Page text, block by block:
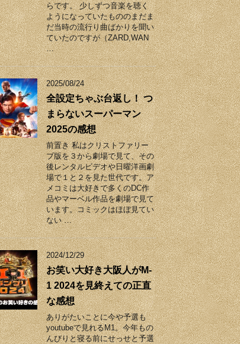
らです。 少しずつ音楽を聴く
ようになっていたもののまだま
だ当時の流行り曲ばかりを聞い
ていたのですが（ZARD,WAN
…
2025/08/24
全設定ちゃぶ台返し！ つ
まらないスーパーマン
2025の感想
前置き 私はクリストファリー
ブ版を３から劇場で見て、その
後レンタルビデオや日曜洋画劇
場で１と２を見た世代です。ア
メコミは大好きで多くのDC作
品やマーベル作品を劇場で見て
います。コミックはほぼ見てい
ない …
2024/12/29
お笑い大好き大阪人がM-
1 2024を見終えての正直
な感想
ありがたいことに今や予選も
youtubeで見れるM1。今年もの
んびりと寝る前にせっせと予選